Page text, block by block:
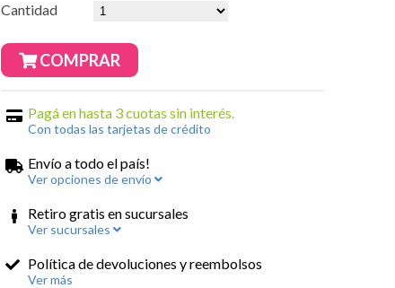
Cantidad
COMPRAR
Pagá en hasta 3 cuotas sin interés.
Con todas las tarjetas de crédito
Envío a todo el país!
Ver opciones de envío
Retiro gratis en sucursales
Ver sucursales
Política de devoluciones y reembolsos
Ver más